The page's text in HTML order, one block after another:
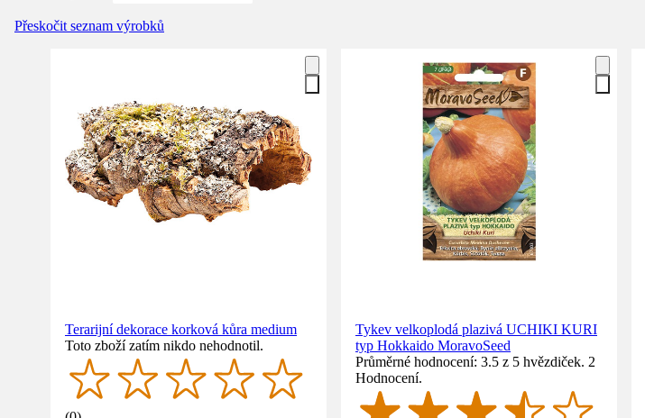
Přeskočit seznam výrobků
Terarijní dekorace korková kůra medium
Toto zboží zatím nikdo nehodnotil.
Tykev velkoplodá plazivá UCHIKI KURI
typ Hokkaido MoravoSeed
Průměrné hodnocení: 3.5 z 5 hvězdiček. 2
Hodnocení.